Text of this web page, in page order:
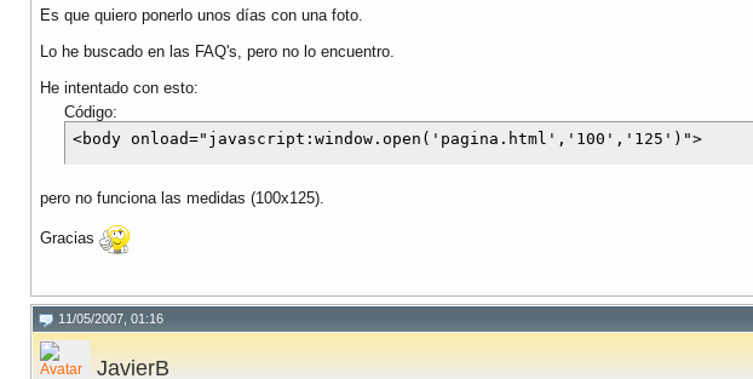
Es que quiero ponerlo unos días con una foto.
Lo he buscado en las FAQ's, pero no lo encuentro.
He intentado con esto:
Código:
<body onload="javascript
pero no funciona las medidas (100x125).
Gracias
11/05/2007, 01:16
JavierB